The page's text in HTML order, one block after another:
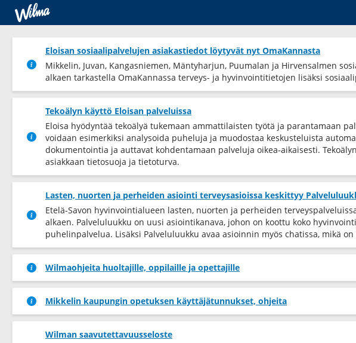
Eloisan sosiaalipalvelujen asiakastiedot löytyvät nyt OmaKannasta
Mikkelin, Juvan, Kangasniemen, Mäntyharjun, Puumalan ja Hirvensalmen
alkaen tarkastella OmaKannassa terveys-​ ja hyvinvointitietojen lisäksi
Tekoälyn käyttö Eloisan palveluissa
Eloisa hyödyntää tekoälyä tukemaan ammattilaisten työtä ja parantamaan
voidaan esimerkiksi analysoida puheluja ja muodostaa keskusteluista
dokumentointia ja auttavat kohdentamaan palveluja oikea-​aikaisesti.
asiakkaan tietosuoja ja tietoturva.
Lasten, nuorten ja perheiden asiointi terveysasioissa keskittyy
Etelä-Savon hyvinvointialueen lasten, nuorten ja perheiden
alkaen. Palveluluukku on uusi asiointikanava, johon on koottu koko
puhelinpalvelua. Lisäksi Palveluluukku avaa asioinnin myös chatissa, mikä
Wilmaohjeita huoltajille, oppilaille ja opettajille
Mikkelin kaupungin opetuksen käyttäjätunnukset, ohjeita
Wilman saavutettavuusseloste